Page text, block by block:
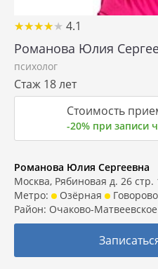
★★★★★
★★★★★ 4.1
Романова Юлия
психолог
Стаж 18 лет
Стоимость
-20% при
Романова Юлия Сергеевна
Москва, Рябиновая д. 26 стр.
Метро:
Озёрная
Говорово
Район: Очаково-Матвеевское